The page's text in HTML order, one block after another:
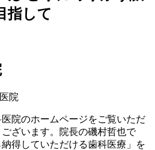
院のホームページをご覧いただ
ざいます。院長の磯村哲也で
得していただける歯科医療」を